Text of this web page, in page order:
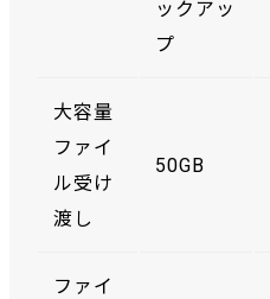
ックアッ
プ
大容量
ファイ
ル受け
渡し
50GB
ファイ